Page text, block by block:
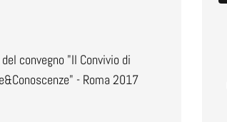
convegno "Il Convivio di
- Roma 2017